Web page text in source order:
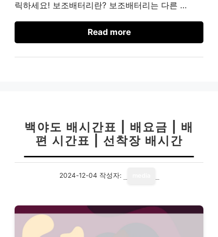
릭하세요! 보조배터리란? 보조배터리는 다른 …
Read more
백야도 배시간표 | 배요금 | 배
편 시간표 | 선착장 배시간
2024-12-04 작성자: